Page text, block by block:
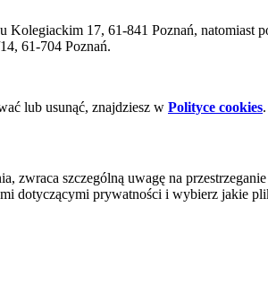
17, 61-841 Poznań, natomiast
61-704 Poznań.
lub usunąć, znajdziesz w Polityce cookies.
zwraca szczególną uwagę na
dotyczącymi prywatności i wybierz jakie